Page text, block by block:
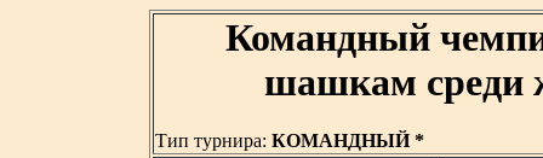
Командный
шашкам среди
Тип турнира: КОМАНДНЫЙ *